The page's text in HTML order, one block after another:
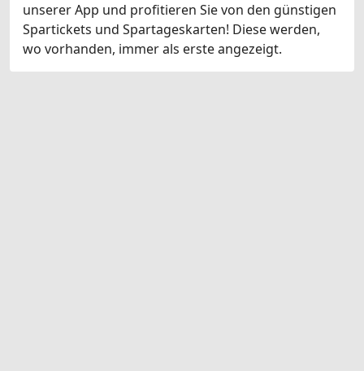
unserer App und profitieren Sie von den günstigen
Spartickets und Spartageskarten! Diese werden,
wo vorhanden, immer als erste angezeigt.